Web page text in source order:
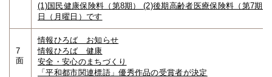
(1)国民健康保険料（第8期） (2)後期高齢者医療保険料（第7期
日（月曜日）です
7
面
情報ひろば お知らせ
情報ひろば 健康
安全・安心のまちづくり
「平和都市関連標語」優秀作品の受賞者が決定